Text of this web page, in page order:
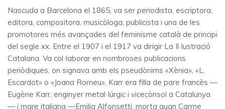
Nascuda a Barcelona el 1865, va ser periodista, escriptora,
editora, compositora, musicòloga, publicista i una de les
promotores més avançades del feminisme català de principi
del segle xx. Entre el 1907 i el 1917 va dirigir La Il·lustració
Catalana. Va col·laborar en nombroses publicacions
periòdiques, on signava amb els pseudònims «Xènia», «L.
Escardot» o «Joana Romeu». Karr era filla de pare francès —
Eugène Karr, enginyer metal·lúrgic i vicecònsol a Catalunya
— i mare italiana —Emilia Alfonsetti, morta quan Carme